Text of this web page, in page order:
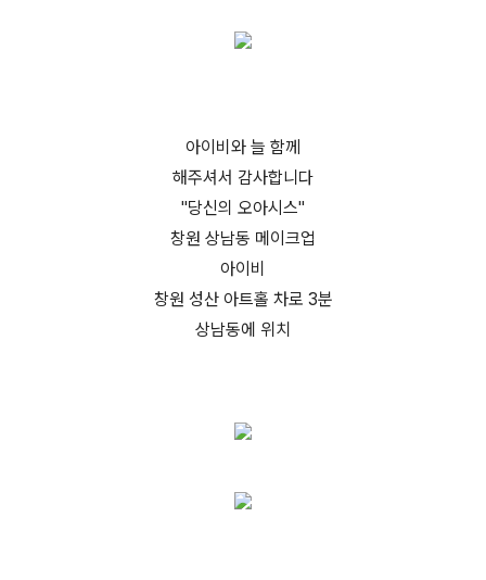
아이비와 늘 함께
해주셔서 감사합니다
"당신의 오아시스"
창원 상남동 메이크업
아이비
창원 성산 아트홀 차로 3분
상남동에 위치